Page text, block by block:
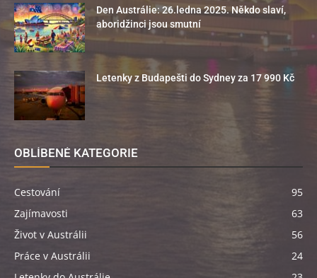
Den Austrálie: 26.ledna 2025. Někdo slaví,
aboridžinci jsou smutní
Letenky z Budapešti do Sydney za 17 990 Kč
OBLÍBENÉ KATEGORIE
Cestování
95
Zajímavosti
63
Život v Austrálii
56
Práce v Austrálii
24